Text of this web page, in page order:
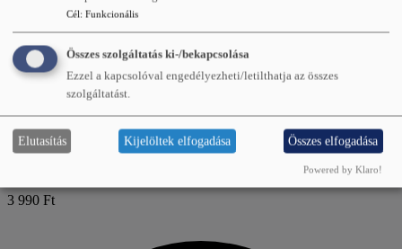
Heavenly Angel – Az őrangyalod szimbóluma
3 990 Ft
Cél: Funkcionális
Összes szolgáltatás ki-/bekapcsolása
Ezzel a kapcsolóval engedélyezheti/letilthatja az összes
szolgáltatást.
Elutasítás Kijelöltek elfogadása Összes elfogadása
Powered by Klaro!